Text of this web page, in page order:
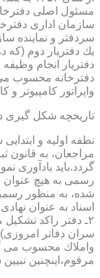
مسئول اصلی
سازمان اداری
سردفتر و نماینده
یك دفتریار دوم (كه
دفتریار انجام
دفترخانه محسوب
واپراتور كامپیوتر و
تاریخچه شكل گیری
نطفه اولیه و
گردد.باید یادآوری
رسمی به هیچ عنوان
شده، به منظور
۲ـ دفتر راكد
سران دفاتر
مرقوم،اینچنین